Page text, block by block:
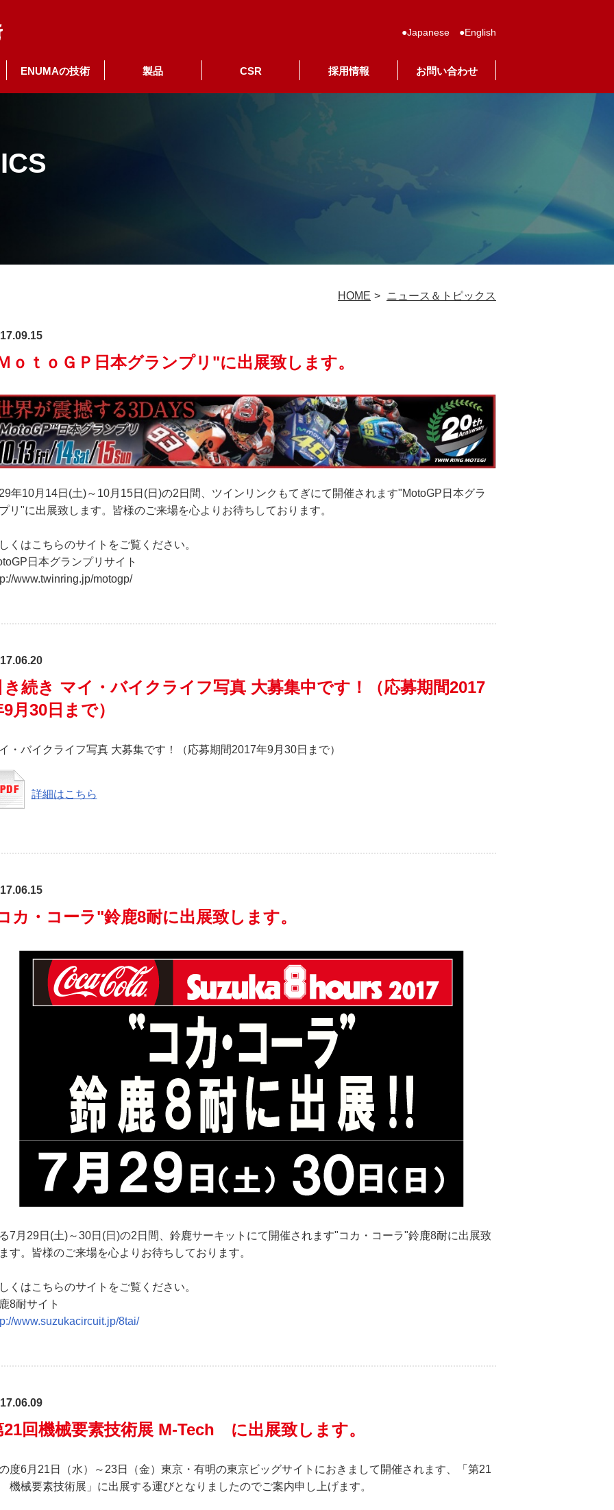
Japanese English
ENUMAの技術 製品 CSR 採用情報 お問い合わせ
HOME ニュース＆トピックス
ｏｔｏＧＰ日本グランプリ"に出展致します。
年10月14日(土)～10月15日(日)の2日間、ツインリンクもてぎにて開催されます"MotoGP日本グラ
リ"に出展致します。皆様のご来場を心よりお待ちしております。
くはこちらのサイトをご覧ください。
日本グランプリサイト
www.twinring.jp/motogp/
き続き マイ・バイクライフ写真 大募集中です！（応募期間2017
月30日まで）
・バイクライフ写真 大募集です！（応募期間2017年9月30日まで）
詳細はこちら
カ・コーラ"鈴鹿8耐に出展致します。
7月29日(土)～30日(日)の2日間、鈴鹿サーキットにて開催されます"コカ・コーラ"鈴鹿8耐に出展致
す。皆様のご来場を心よりお待ちしております。
くはこちらのサイトをご覧ください。
8耐サイト
www.suzukacircuit.jp/8tai/
21回機械要素技術展 M-Tech に出展致します。
度6月21日（水）～23日（金）東京・有明の東京ビッグサイトにおきまして開催されます、「第21
械要素技術展」に出展する運びとなりましたのでご案内申し上げます。